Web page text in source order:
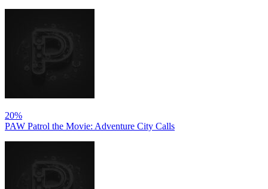
20%
PAW Patrol the Movie: Adventure City Calls